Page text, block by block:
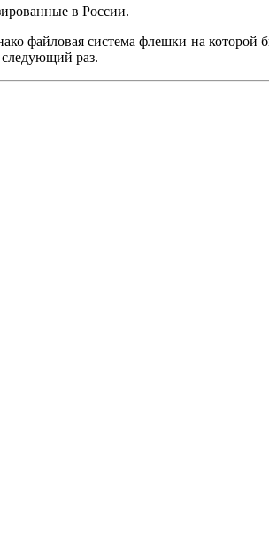
в России.
файловая система флешки на которой
раз.